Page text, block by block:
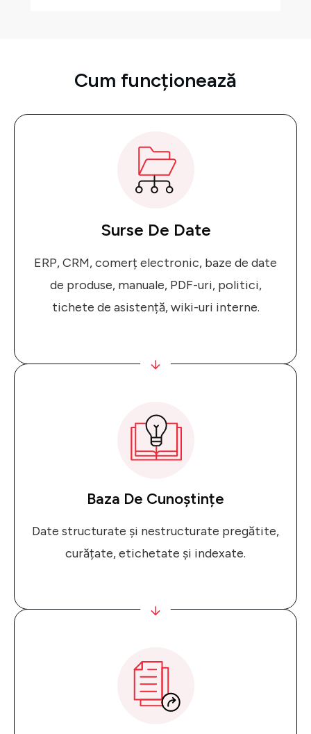
Cum funcționează
Surse De Date
ERP, CRM, comerț electronic, baze de date
de produse, manuale, PDF-uri, politici,
tichete de asistență, wiki-uri interne.
Baza De Cunoștințe
Date structurate și nestructurate pregătite,
curățate, etichetate și indexate.